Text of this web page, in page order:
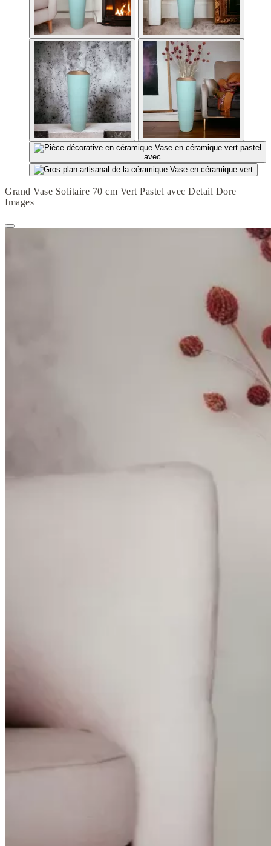
Grand Vase Solitaire 70 cm Vert Pastel avec Detail Dore
Images